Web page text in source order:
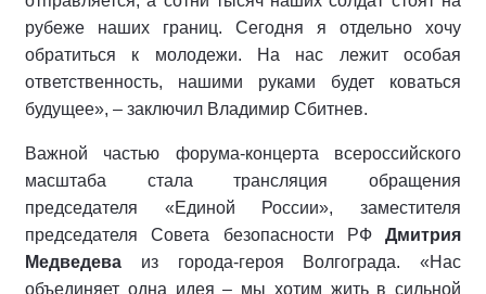
рубеже наших границ. Сегодня я отдельно хочу
обратиться к молодежи. На нас лежит особая
ответственность, нашими руками будет коваться
будущее», – заключил Владимир Сбитнев.
Важной частью форума-концерта всероссийского
масштаба стала трансляция обращения
председателя «Единой России», заместителя
председателя Совета безопасности РФ Дмитрия
Медведева из города-героя Волгограда. «Нас
объединяет одна идея – мы хотим жить в сильной